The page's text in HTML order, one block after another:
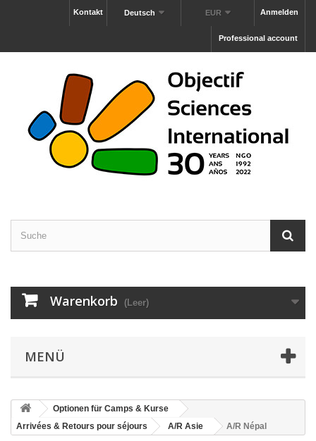
Anmelden
EUR
Deutsch
Kontakt
Professional account
Warenkorb (Leer)
MENÜ
Optionen für Camps & Kurse
Arrivées & Retours pour séjours
A/R Asie A/R Népal